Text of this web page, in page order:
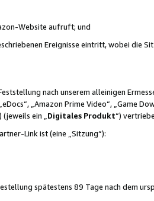
Website aufruft; und
Ereignisse eintritt, wobei die
nach unserem alleinigen
„Amazon Prime Video“, „Game
ein „ Digitales Produkt“)
Link ist (eine „Sitzung“):
spätestens 89 Tage nach dem